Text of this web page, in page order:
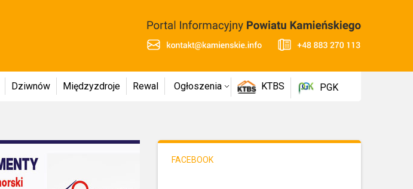
Dziwnów Międzyzdroje Rewal Ogłoszenia KTBS PGK
FACEBOOK